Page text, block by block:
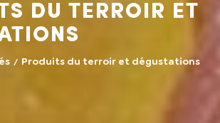
du terroir et
Produits du terroir et dégustations